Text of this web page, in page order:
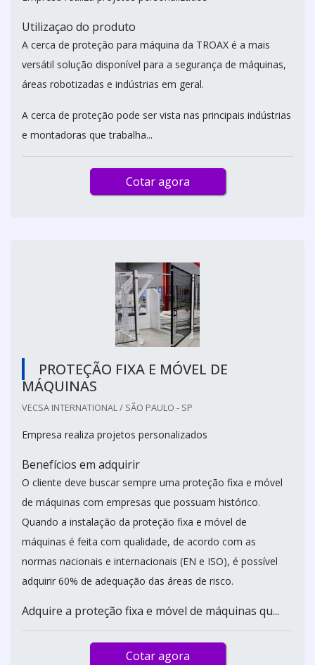
Utilizaçao do produto
A cerca de proteção para máquina da TROAX é a mais
versátil solução disponível para a segurança de máquinas,
áreas robotizadas e indústrias em geral.
A cerca de proteção pode ser vista nas principais indústrias
e montadoras que trabalha...
Cotar agora
PROTEÇÃO FIXA E MÓVEL DE
MÁQUINAS
VECSA INTERNATIONAL / SÃO PAULO - SP
Empresa realiza projetos personalizados
Benefícios em adquirir
O cliente deve buscar sempre uma proteção fixa e móvel
de máquinas com empresas que possuam histórico.
Quando a instalação da proteção fixa e móvel de
máquinas é feita com qualidade, de acordo com as
normas nacionais e internacionais (EN e ISO), é possível
adquirir 60% de adequação das áreas de risco.
Adquire a proteção fixa e móvel de máquinas qu...
Cotar agora